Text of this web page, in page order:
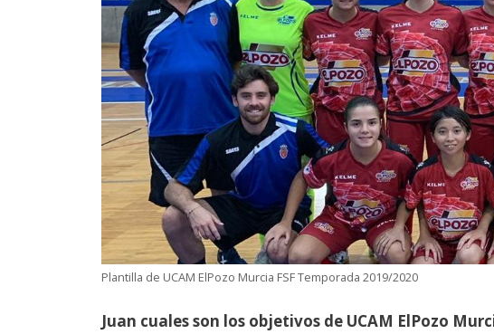
Plantilla de UCAM ElPozo Murcia FSF Temporada 2019/2020
Juan cuales son los objetivos de UCAM ElPozo